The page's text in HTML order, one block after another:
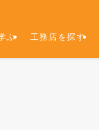
ぶ 工務店を探す